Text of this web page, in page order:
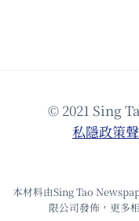
© 2021 Sing
私隱政策
本材料由Sing Tao
限公司發佈，更多